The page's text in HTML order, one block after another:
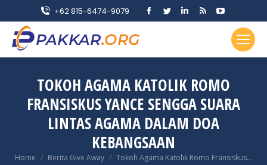
+62 815-6474-9079
Facebook
in
window
Twitter
in
window
Linkedin
in
window
Rss
opens
in
window
YouTube
page
opens
in
window
TOKOH AGAMA KATOLIK ROMO
FRANSISKUS YANCE SENGGA SUARA
LINTAS AGAMA DALAM DOA
KEBANGSAAN
You are here:
Home Berita Give Away Tokoh Agama Katolik Romo Fransiskus…